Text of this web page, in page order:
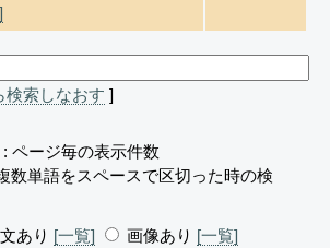
検索しなおす ]
: ページ毎の表示件数
数単語をスペースで区切った時の検
あり [一覧] 画像あり [一覧]